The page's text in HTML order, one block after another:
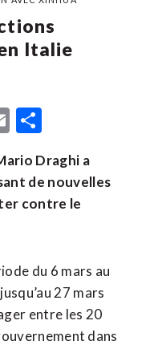
Italie
Email
Draghi a
de nouvelles
contre le
du 6 mars au
27 mars
entre les 20
dans